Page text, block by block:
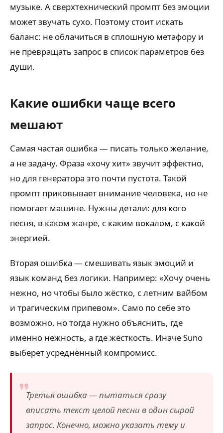
музыке. А сверхтехнический промпт без эмоции
может звучать сухо. Поэтому стоит искать
баланс: не облачиться в сплошную метафору и
не превращать запрос в список параметров без
души.
Какие ошибки чаще всего
мешают
Самая частая ошибка — писать только желание,
а не задачу. Фраза «хочу хит» звучит эффектно,
но для генератора это почти пустота. Такой
промпт приковывает внимание человека, но не
помогает машине. Нужны детали: для кого
песня, в каком жанре, с каким вокалом, с какой
энергией.
Вторая ошибка — смешивать язык эмоций и
язык команд без логики. Например: «Хочу очень
нежно, но чтобы было жёстко, с летним вайбом
и трагическим припевом». Само по себе это
возможно, но тогда нужно объяснить, где
именно нежность, а где жёсткость. Иначе Suno
выберет усреднённый компромисс.
Третья ошибка — пытаться сразу
вписать текст целой песни в один сырой
запрос. Конечно, можно указать тему и